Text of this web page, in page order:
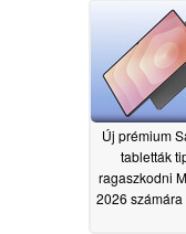
Új prémium
tabletták
ragaszkodni
2026 számára